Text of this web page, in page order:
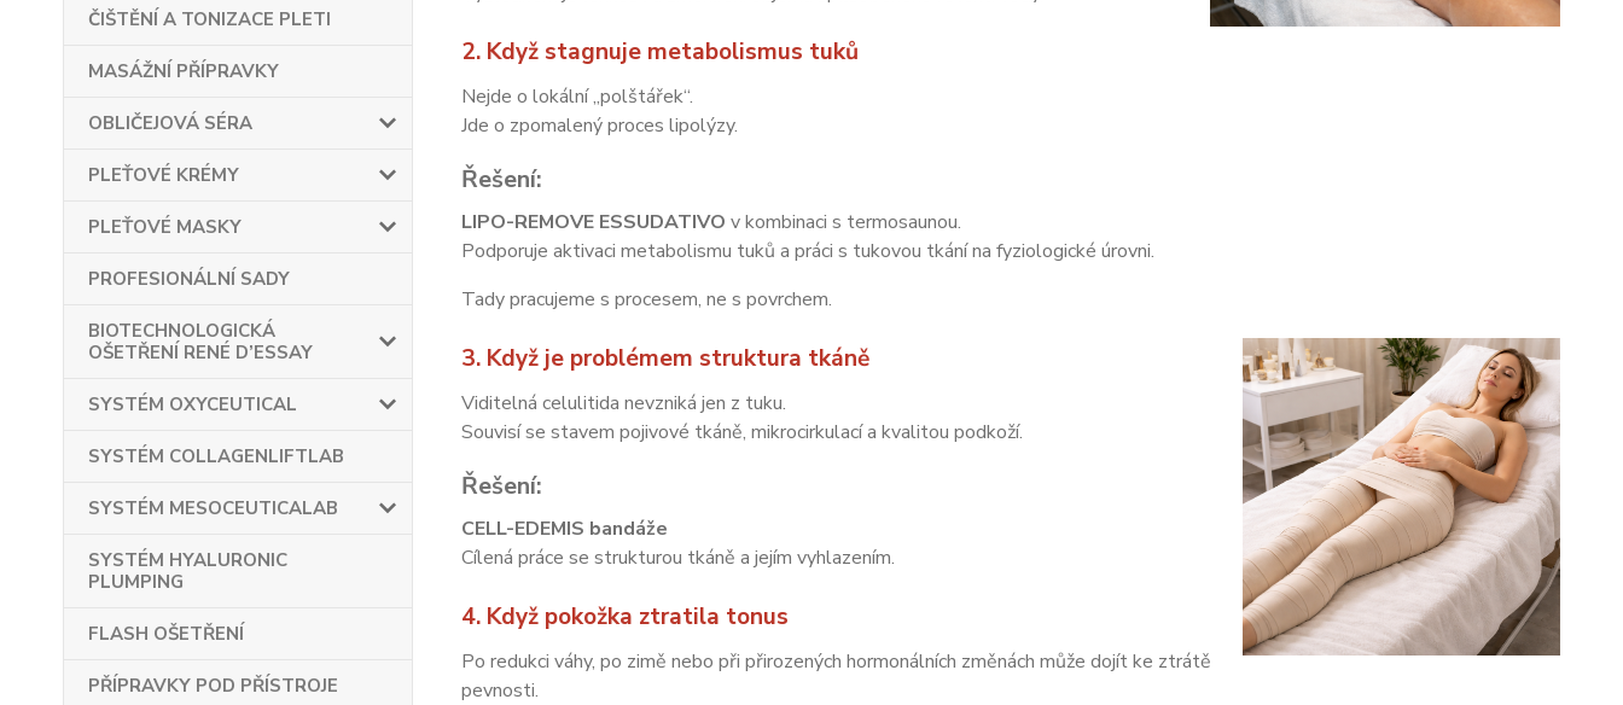
ČIŠTĚNÍ A TONIZACE PLETI
MASÁŽNÍ PŘÍPRAVKY
OBLIČEJOVÁ SÉRA
PLEŤOVÉ KRÉMY
PLEŤOVÉ MASKY
PROFESIONÁLNÍ SADY
BIOTECHNOLOGICKÁ
OŠETŘENÍ RENÉ D’ESSAY
SYSTÉM OXYCEUTICAL
SYSTÉM COLLAGENLIFTLAB
SYSTÉM MESOCEUTICALAB
SYSTÉM HYALURONIC
PLUMPING
FLASH OŠETŘENÍ
PŘÍPRAVKY POD PŘÍSTROJE
2. Když stagnuje metabolismus tuků
Nejde o lokální „polštářek“.
Jde o zpomalený proces lipolýzy.
Řešení:
LIPO-REMOVE ESSUDATIVO v kombinaci s termosaunou.
Podporuje aktivaci metabolismu tuků a práci s tukovou tkání na fyziologické úrovni.
Tady pracujeme s procesem, ne s povrchem.
3. Když je problémem struktura tkáně
Viditelná celulitida nevzniká jen z tuku.
Souvisí se stavem pojivové tkáně, mikrocirkulací a kvalitou podkoží.
Řešení:
CELL-EDEMIS bandáže
Cílená práce se strukturou tkáně a jejím vyhlazením.
4. Když pokožka ztratila tonus
Po redukci váhy, po zimě nebo při přirozených hormonálních změnách může dojít ke ztrátě
pevnosti.